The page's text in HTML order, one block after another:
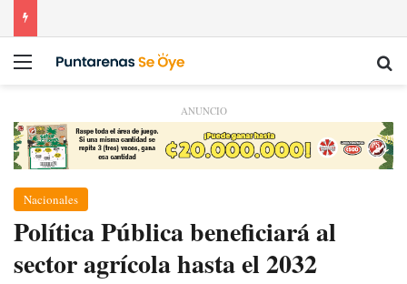
Menú
ANUNCIO
Nacionales
Política Pública beneficiará al
sector agrícola hasta el 2032